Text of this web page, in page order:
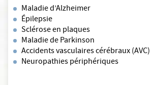
Maladie d’Alzheimer
Épilepsie
Sclérose en plaques
Maladie de Parkinson
Accidents vasculaires cérébraux (AVC)
Neuropathies périphériques